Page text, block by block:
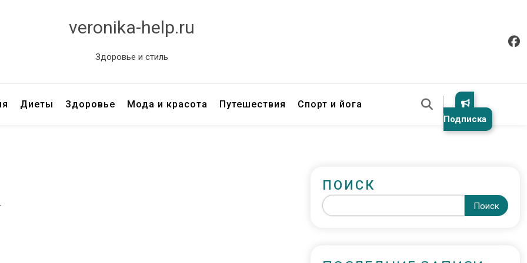
veronika-help.ru
Здоровье и стиль
Диеты Здоровье Мода и красота Путешествия Спорт и йога
Подписка
ПОИСК
Поиск